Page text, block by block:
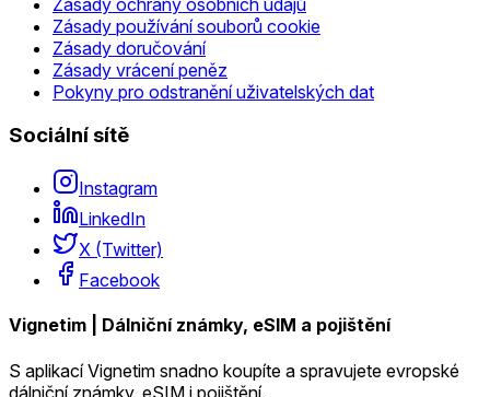
Zásady používání souborů cookie
Zásady doručování
Zásady vrácení peněz
Pokyny pro odstranění uživatelských dat
Sociální sítě
Instagram
LinkedIn
X (Twitter)
Facebook
Vignetim | Dálniční známky, eSIM a pojištění
S aplikací Vignetim snadno koupíte a spravujete evropské
dálniční známky, eSIM i pojištění.